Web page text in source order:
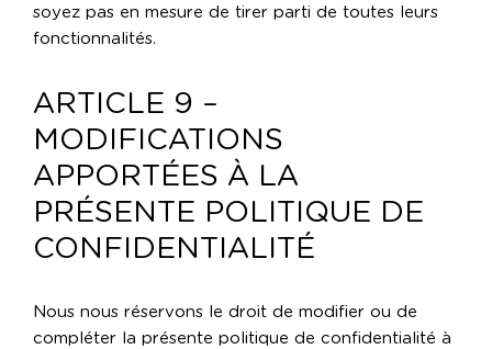
soyez pas en mesure de tirer parti de toutes leurs
fonctionnalités.
ARTICLE 9 –
MODIFICATIONS
APPORTÉES À LA
PRÉSENTE POLITIQUE DE
CONFIDENTIALITÉ
Nous nous réservons le droit de modifier ou de
compléter la présente politique de confidentialité à